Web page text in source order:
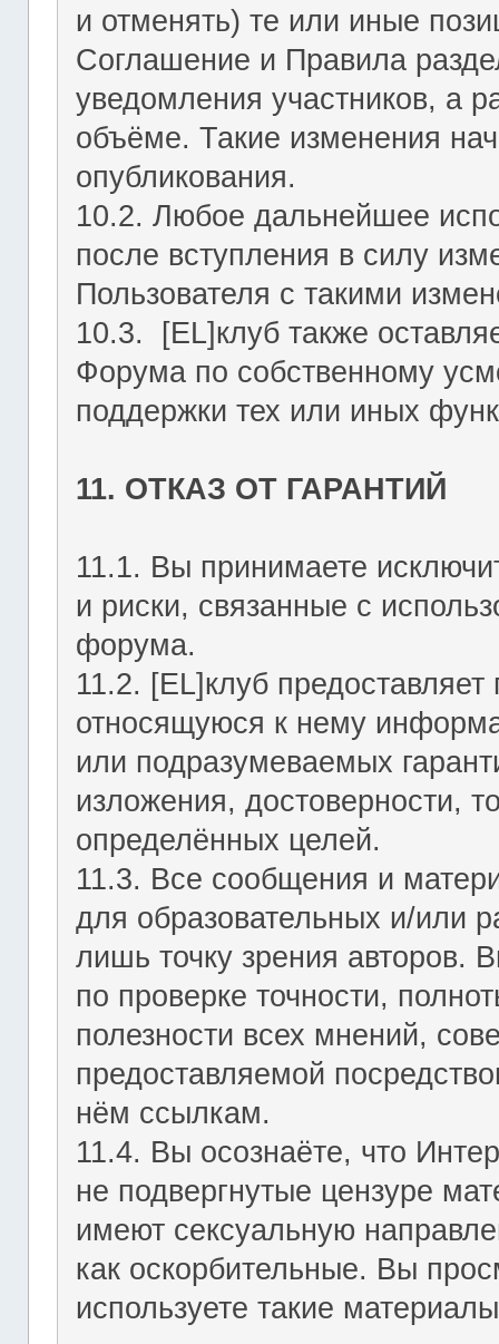
и отменять) те или иные
Соглашение и Правила
уведомления участников, а
объёме. Такие изменения
опубликования.
10.2. Любое дальнейшее
после вступления в силу
Пользователя с такими
10.3. [EL]клуб также
Форума по собственному
поддержки тех или иных
11. ОТКАЗ ОТ ГАРАНТИЙ
11.1. Вы принимаете
и риски, связанные с
форума.
11.2. [EL]клуб
относящуюся к нему
или подразумеваемых
изложения, достоверности,
определённых целей.
11.3. Все сообщения и
для образовательных и/или
лишь точку зрения авторов.
по проверке точности,
полезности всех мнений,
предоставляемой
нём ссылкам.
11.4. Вы осознаёте, что
не подвергнутые цензуре
имеют сексуальную
как оскорбительные. Вы
используете такие